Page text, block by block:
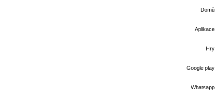
Domů
Aplikace
Hry
Google play
Whatsapp